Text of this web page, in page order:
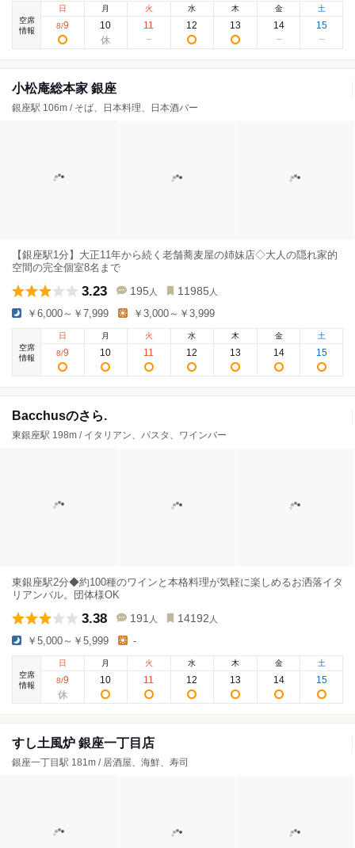
空席
情報
日
8/9
月
10
火
11
水
12
木
13
金
14
土
15
小松庵総本家 銀座
銀座駅 106m / そば、日本料理、日本酒バー
【銀座駅1分】大正11年から続く老舗蕎麦屋の姉妹店◇大人の隠れ家的
空間の完全個室8名まで
3.23 195 人 11985 人
￥6,000～￥7,999 ￥3,000～￥3,999
空席
情報
日
8/9
月
10
火
11
水
12
木
13
金
14
土
15
Bacchusのさら.
東銀座駅 198m / イタリアン、パスタ、ワインバー
東銀座駅2分◆約100種のワインと本格料理が気軽に楽しめるお洒落イタ
リアンバル。団体様OK
3.38 191 人 14192 人
￥5,000～￥5,999 -
空席
情報
日
8/9
月
10
火
11
水
12
木
13
金
14
土
15
すし土風炉 銀座一丁目店
銀座一丁目駅 181m / 居酒屋、海鮮、寿司